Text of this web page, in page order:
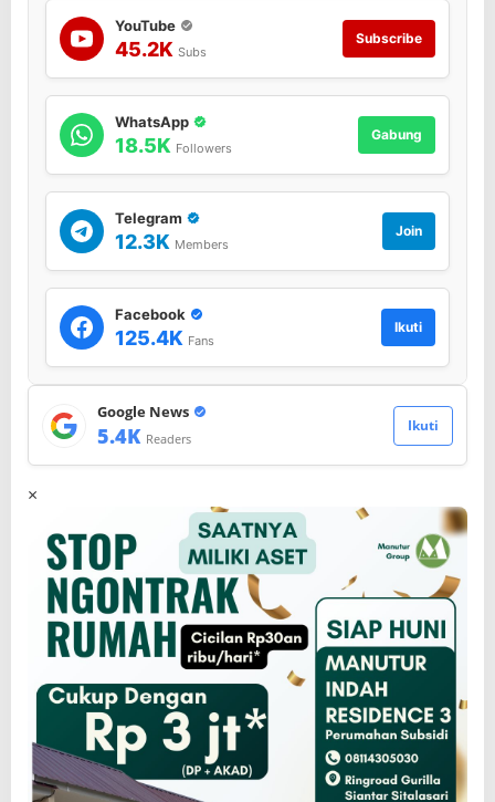
a
s
i
B
B
M
C
u
r
i
a
O
e
h
A
w
a
k
a
k
i
P
e
r
t
a
m
i
n
a
YouTube
45.2K Subs
Subscribe
WhatsApp
18.5K Followers
Gabung
Telegram
12.3K Members
Join
Facebook
125.4K Fans
Ikuti
Google News
5.4K Readers
Ikuti
×